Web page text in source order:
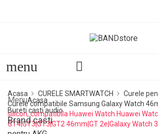
menu
MenuAcasa
Bureti casti audio
Brand casti
Acasa CURELE SMARTWATCH
Curele
Curele compatibile Samsung Galaxy Watch
silicon, compatibila Huawei Watch Huawei
GT4|GT3|GT3|GT2 46mm|GT 2e|Galaxy Watch